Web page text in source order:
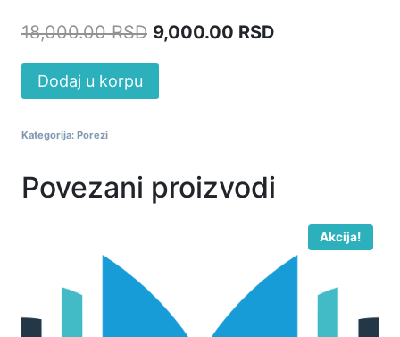
18,000.00RSD 9,000.00 RSD
Dodaj u korpu
Kategorija: Porezi
Povezani proizvodi
Akcija!